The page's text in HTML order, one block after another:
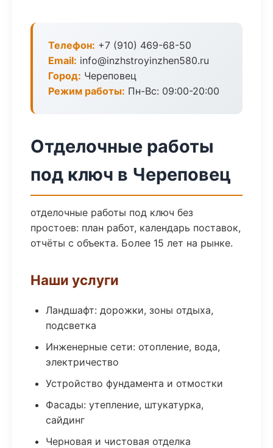
Телефон: +7 (910) 469-68-50
Email: info@inzhstroyinzhen580.ru
Город: Череповец
Режим работы: Пн-Вс: 09:00-20:00
Отделочные работы
под ключ в Череповец
отделочные работы под ключ без
простоев: план работ, календарь поставок,
отчёты с объекта. Более 15 лет на рынке.
Наши услуги
Ландшафт: дорожки, зоны отдыха,
подсветка
Инженерные сети: отопление, вода,
электричество
Устройство фундамента и отмостки
Фасады: утепление, штукатурка,
сайдинг
Черновая и чистовая отделка